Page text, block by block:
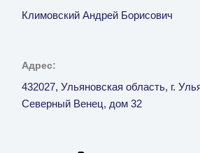
Климовский Андрей Борисович
Адрес:
432027, Ульяновская область, г.
Северный Венец, дом 32